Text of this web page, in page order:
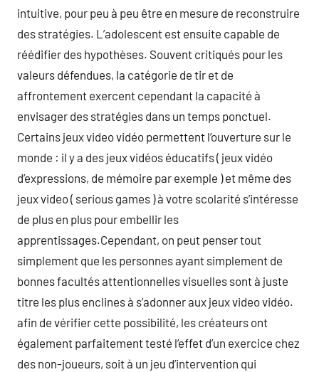
intuitive, pour peu à peu être en mesure de reconstruire
des stratégies. L’adolescent est ensuite capable de
réédifier des hypothèses. Souvent critiqués pour les
valeurs défendues, la catégorie de tir et de
affrontement exercent cependant la capacité à
envisager des stratégies dans un temps ponctuel.
Certains jeux video vidéo permettent l’ouverture sur le
monde : il y a des jeux vidéos éducatifs ( jeux vidéo
d’expressions, de mémoire par exemple ) et même des
jeux video ( serious games ) à votre scolarité s’intéresse
de plus en plus pour embellir les
apprentissages.Cependant, on peut penser tout
simplement que les personnes ayant simplement de
bonnes facultés attentionnelles visuelles sont à juste
titre les plus enclines à s’adonner aux jeux video vidéo.
afin de vérifier cette possibilité, les créateurs ont
également parfaitement testé l’effet d’un exercice chez
des non-joueurs, soit à un jeu d’intervention qui